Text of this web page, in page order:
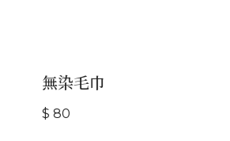
無染毛巾
$ 80